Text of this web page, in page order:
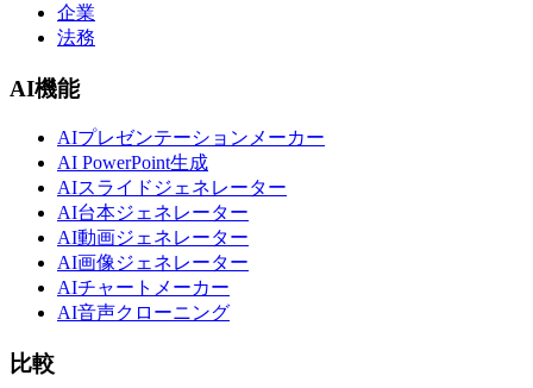
企業
法務
AI機能
AIプレゼンテーションメーカー
AI PowerPoint生成
AIスライドジェネレーター
AI台本ジェネレーター
AI動画ジェネレーター
AI画像ジェネレーター
AIチャートメーカー
AI音声クローニング
比較